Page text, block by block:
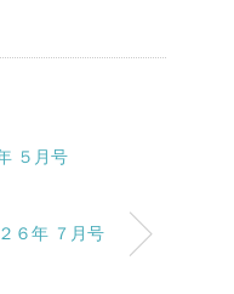
５月号
６年 ７月号